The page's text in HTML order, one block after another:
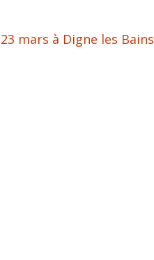
mars à Digne les Bains